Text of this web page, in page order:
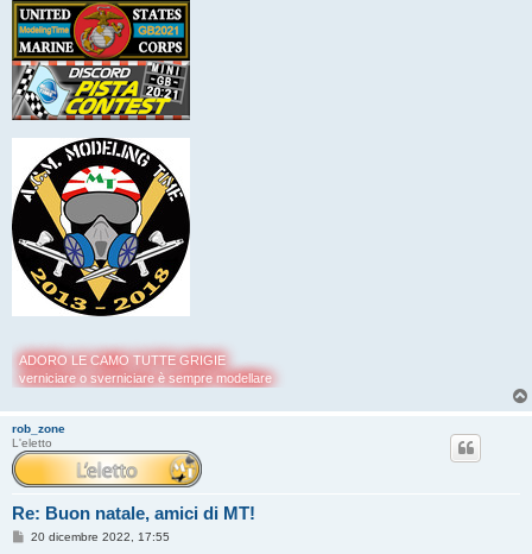
ADORO LE CAMO TUTTE GRIGIE
verniciare o sverniciare è sempre modellare
rob_zone
L'eletto
Re: Buon natale, amici di MT!
M20 dicembre 2022, 17:55